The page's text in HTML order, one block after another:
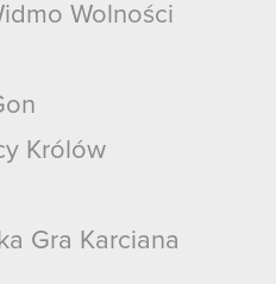
Wolności
Królów
Gra Karciana